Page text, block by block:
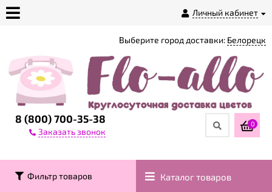
Личный кабинет
магазине
Доставка
Контакты
8 (800) 700-35-38
Заказать звонок
Выберите город доставки: Белорецк
0
Фильтр товаров Каталог товаров